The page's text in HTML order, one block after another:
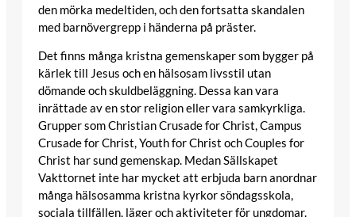
den mörka medeltiden, och den fortsatta skandalen
med barnövergrepp i händerna på präster.
Det finns många kristna gemenskaper som bygger på
kärlek till Jesus och en hälsosam livsstil utan
dömande och skuldbeläggning. Dessa kan vara
inrättade av en stor religion eller vara samkyrkliga.
Grupper som Christian Crusade for Christ, Campus
Crusade for Christ, Youth for Christ och Couples for
Christ har sund gemenskap. Medan Sällskapet
Vakttornet inte har mycket att erbjuda barn anordnar
många hälsosamma kristna kyrkor söndagsskola,
sociala tillfällen, läger och aktiviteter för ungdomar.